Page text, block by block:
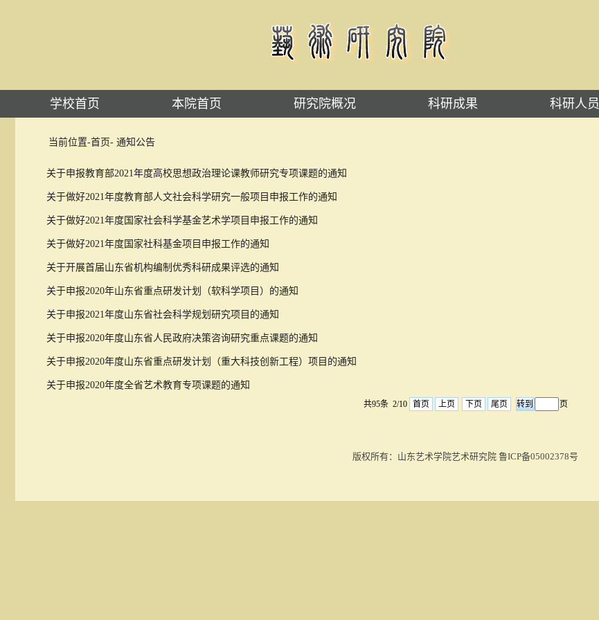
学校首页 本院首页 研究院概况 科研成果 科研人员
当前位置-首页- 通知公告
关于申报教育部2021年度高校思想政治理论课教师研究专项课题的通知
关于做好2021年度教育部人文社会科学研究一般项目申报工作的通知
关于做好2021年度国家社会科学基金艺术学项目申报工作的通知
关于做好2021年度国家社科基金项目申报工作的通知
关于开展首届山东省机构编制优秀科研成果评选的通知
关于申报2020年山东省重点研发计划（软科学项目）的通知
关于申报2021年度山东省社会科学规划研究项目的通知
关于申报2020年度山东省人民政府决策咨询研究重点课题的通知
关于申报2020年度山东省重点研发计划（重大科技创新工程）项目的通知
关于申报2020年度全省艺术教育专项课题的通知
共95条 2/10 首页 上页 下页 尾页 页
版权所有：山东艺术学院艺术研究院 鲁ICP备05002378号